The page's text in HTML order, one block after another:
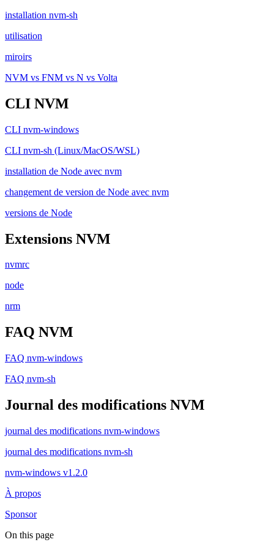
installation nvm-sh
utilisation
miroirs
NVM vs FNM vs N vs Volta
CLI NVM
CLI nvm-windows
CLI nvm-sh (Linux/MacOS/WSL)
installation de Node avec nvm
changement de version de Node avec nvm
versions de Node
Extensions NVM
nvmrc
node
nrm
FAQ NVM
FAQ nvm-windows
FAQ nvm-sh
Journal des modifications NVM
journal des modifications nvm-windows
journal des modifications nvm-sh
nvm-windows v1.2.0
À propos
Sponsor
On this page